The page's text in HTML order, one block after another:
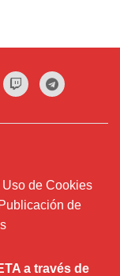
de Cookies
de
a través de